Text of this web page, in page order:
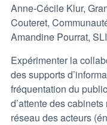
Anne-Cécile Klur,
Couteret,
Amandine Pourrat,
Expérimenter la
des supports
fréquentation du
d’attente des
réseau des acteurs